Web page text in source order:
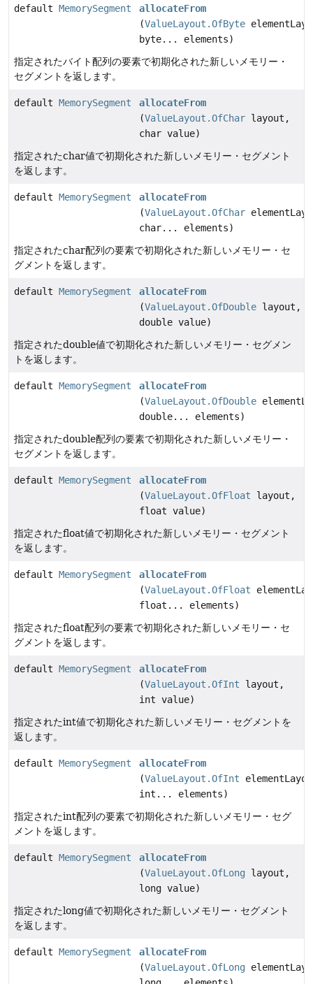
default MemorySegment
allocateFrom
(ValueLayout.OfByte
byte... elements)
指定されたバイト配列の要素で初期化された新しいメモリー・
セグメントを返します。
default MemorySegment
allocateFrom
(ValueLayout.OfChar layout,
char value)
指定されたchar値で初期化された新しいメモリー・セグメント
を返します。
default MemorySegment
allocateFrom
(ValueLayout.OfChar
char... elements)
指定されたchar配列の要素で初期化された新しいメモリー・セ
グメントを返します。
default MemorySegment
allocateFrom
(ValueLayout.OfDouble layout,
double value)
指定されたdouble値で初期化された新しいメモリー・セグメン
トを返します。
default MemorySegment
allocateFrom
(ValueLayout.OfDouble
double... elements)
指定されたdouble配列の要素で初期化された新しいメモリー・
セグメントを返します。
default MemorySegment
allocateFrom
(ValueLayout.OfFloat layout,
float value)
指定されたfloat値で初期化された新しいメモリー・セグメント
を返します。
default MemorySegment
allocateFrom
(ValueLayout.OfFloat
float... elements)
指定されたfloat配列の要素で初期化された新しいメモリー・セ
グメントを返します。
default MemorySegment
allocateFrom
(ValueLayout.OfInt layout,
int value)
指定されたint値で初期化された新しいメモリー・セグメントを
返します。
default MemorySegment
allocateFrom
(ValueLayout.OfInt
int... elements)
指定されたint配列の要素で初期化された新しいメモリー・セグ
メントを返します。
default MemorySegment
allocateFrom
(ValueLayout.OfLong layout,
long value)
指定されたlong値で初期化された新しいメモリー・セグメント
を返します。
default MemorySegment
allocateFrom
(ValueLayout.OfLong